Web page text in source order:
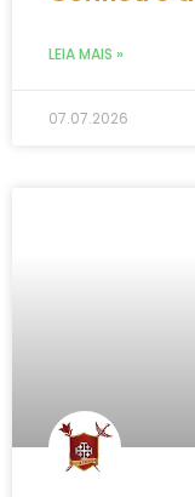
LEIA MAIS »
07.07.2026